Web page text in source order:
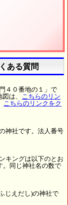
ある質問
４０番地の１」で
は、 こちらのリン
こちらのリンクをク
神社です。法人番号
キングは以下のとお
。同じ神社名の数で
じえだし)の神社で